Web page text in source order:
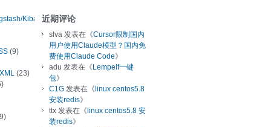
Kibana
(9)
(23)
近期评论
slva 发表在《Cursor限制国内
用户使用Claude模型？国内免
费使用Claude Code》
adu 发表在《 Lempelf一键
包》
C1G 发表在《 linux centos5.8
安装redis》
ttx 发表在《 linux centos5.8 安
装redis》